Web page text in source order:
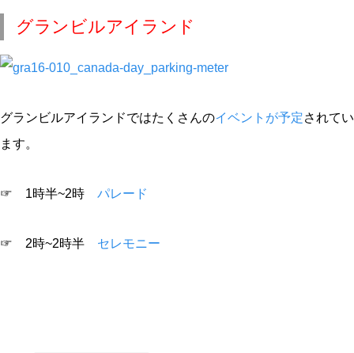
グランビルアイランド
グランビルアイランドではたくさんのイベントが予定されてい
ます。
☞ 1時半~2時 パレード
☞ 2時~2時半 セレモニー